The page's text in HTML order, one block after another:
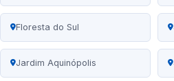
Floresta do Sul
Jardim Aquinópolis